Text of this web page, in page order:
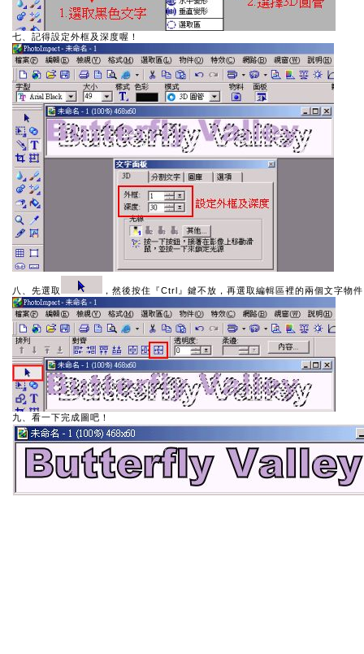
七、記得設定外框及深度喔！
八、先選取 ，然後按住『Ctrl』鍵不放，再選取編輯區裡的兩個文字物
九、看一下完成圖吧！